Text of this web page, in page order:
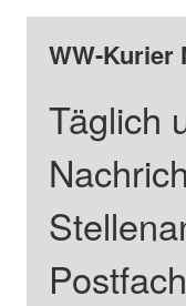
WW-Kurier
Täglich